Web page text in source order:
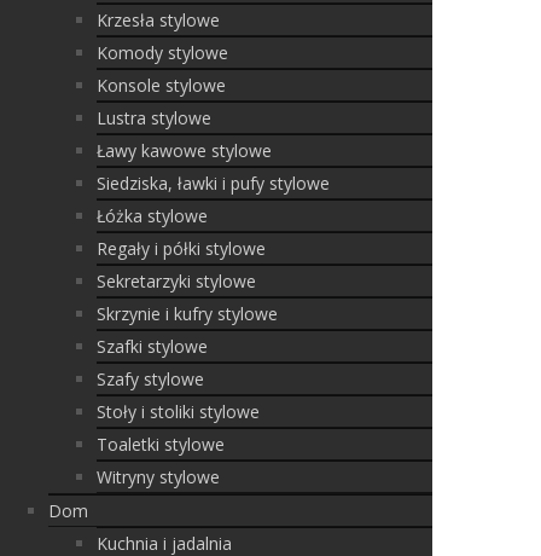
Krzesła stylowe
Komody stylowe
Konsole stylowe
Lustra stylowe
Ławy kawowe stylowe
Siedziska, ławki i pufy stylowe
Łóżka stylowe
Regały i półki stylowe
Sekretarzyki stylowe
Skrzynie i kufry stylowe
Szafki stylowe
Szafy stylowe
Stoły i stoliki stylowe
Toaletki stylowe
Witryny stylowe
Dom
Kuchnia i jadalnia